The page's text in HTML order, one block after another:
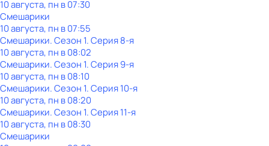
10 августа, пн в 07:30
Смешарики
10 августа, пн в 07:55
Смешарики. Сезон 1. Серия 8-я
10 августа, пн в 08:02
Смешарики. Сезон 1. Серия 9-я
10 августа, пн в 08:10
Смешарики. Сезон 1. Серия 10-я
10 августа, пн в 08:20
Смешарики. Сезон 1. Серия 11-я
10 августа, пн в 08:30
Смешарики